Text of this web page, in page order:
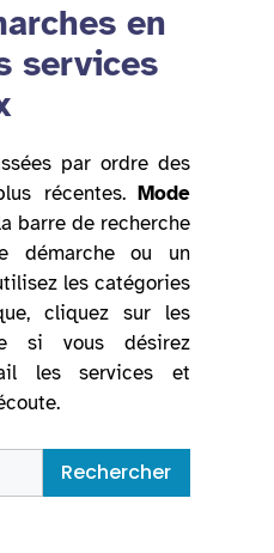
en
services
par ordre des
récentes. Mode
barre de recherche
démarche ou un
les catégories
cliquez sur les
si vous désirez
les services et
Rechercher